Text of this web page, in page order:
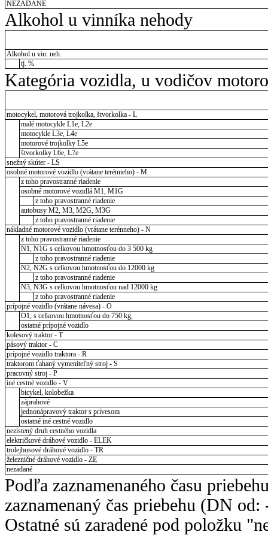
NEZADANÉ
Alkohol u vinníka nehody
Alkohol u vin. neh.
tj. %
Kategória vozidla, u vodičov
motocykel, motorová trojkolka, štvorkolka - L
malé motocykle L1e, L2e
motocykle L3e, L4e
motorové trojkolky L5e
štvorkolky L6e, L7e
snežný skúter - LS
osobné motorové vozidlo (vrátane terénneho) - M
z toho pravostranné riadenie
osobné motorové vozidlá M1, M1G
z toho pravostranné riadenie
autobusy M2, M3, M2G, M3G
z toho pravostranné riadenie
nákladné motorové vozidlo (vrátane terénneho) - N
z toho pravostranné riadenie
N1, N1G s celkovou hmotnosťou do 3 500 kg
z toho pravostranné riadenie
N2, N2G s celkovou hmotnosťou do 12000 kg
z toho pravostranné riadenie
N3, N3G s celkovou hmotnosťou nad 12000 kg
z toho pravostranné riadenie
prípojné vozidlo (vrátane návesa) - O
O1, s celkovou hmotnosťou do 750 kg,
ostatné prípojné vozidlo
kolesový traktor - T
pásový traktor - C
prípojné vozidlo traktora - R
traktorom ťahaný vymeniteľný stroj - S
pracovný stroj - P
iné cestné vozidlo - V
bicykel, kolobežka
záprahové
jednonápravový traktor s prívesom
ostatné iné cestné vozidlo
nezistený druh cestného vozidla
električkové dráhové vozidlo - ELEK
trolejbusové dráhové vozidlo - TR
železničné dráhové vozidlo - ZE
nezadané
Podľa zaznamenaného času
zaznamenaný čas priebehu (DN
Ostatné sú zaradené pod položku